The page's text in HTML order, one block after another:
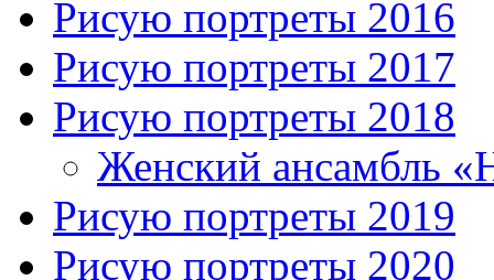
Рисую портреты 2016
Рисую портреты 2017
Рисую портреты 2018
Женский ансамбль
Рисую портреты 2019
Рисую портреты 2020